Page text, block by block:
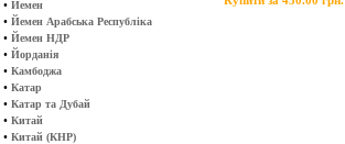
• Йемен
• Йемен Арабська Республіка
• Йемен НДР
• Йорданія
• Камбоджа
• Катар
• Катар та Дубай
• Китай
• Китай (КНР)